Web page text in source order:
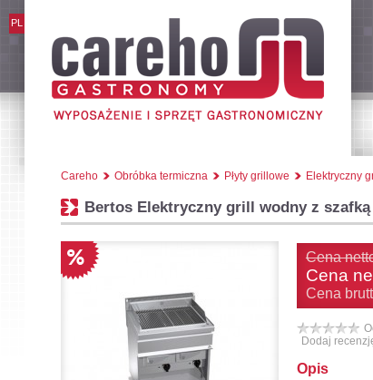
PL
Careho Obróbka termiczna Płyty grillowe Elektryczny
Bertos Elektryczny grill wodny z szafką
Cena
Cena
Cena
Dodaj
Opis